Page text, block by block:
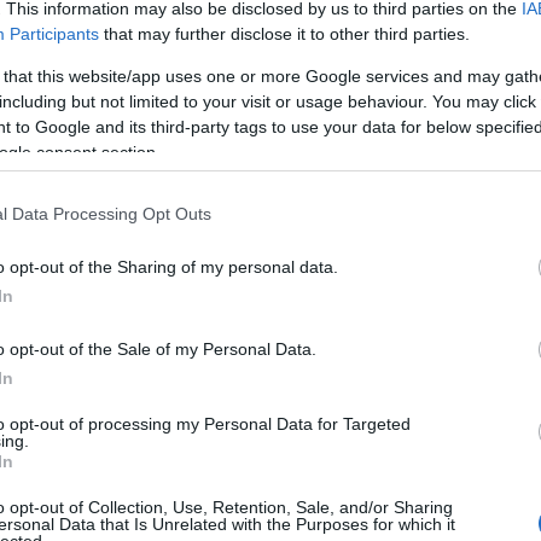
This information may also be disclosed by us to third parties on the
Participants that may further disclose it to other third parties.
that this website/app uses one or more Google services and may
but not limited to your visit or usage behaviour. You may
to Google and its third-party tags to use your data for below
consent section.
Data Processing Opt Outs
opt-out of the Sharing of my personal data.
opt-out of the Sale of my Personal Data.
opt-out of processing my Personal Data for Targeted
opt-out of Collection, Use, Retention, Sale, and/or Sharing
Data that Is Unrelated with the Purposes for which it